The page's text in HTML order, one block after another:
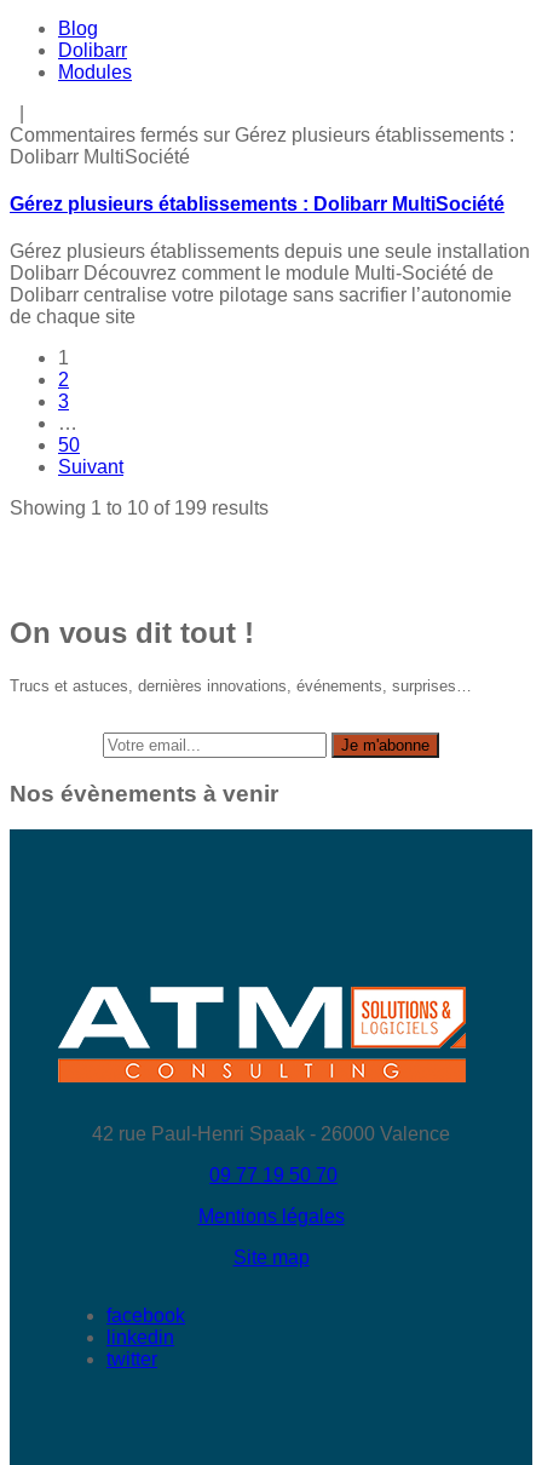
Blog
Dolibarr
Modules
Commentaires fermés sur Gérez plusieurs établissements :
Dolibarr MultiSociété
Gérez plusieurs établissements : Dolibarr MultiSociété
Gérez plusieurs établissements depuis une seule installation
Dolibarr Découvrez comment le module Multi-Société de
Dolibarr centralise votre pilotage sans sacrifier l’autonomie
de chaque site
1
2
3
…
50
Suivant
Showing 1 to 10 of 199 results
On vous dit tout !
Trucs et astuces, dernières innovations, événements, surprises…
Nos évènements à venir
42 rue Paul-Henri Spaak - 26000 Valence
09 77 19 50 70
Mentions légales
Site map
facebook
linkedin
twitter